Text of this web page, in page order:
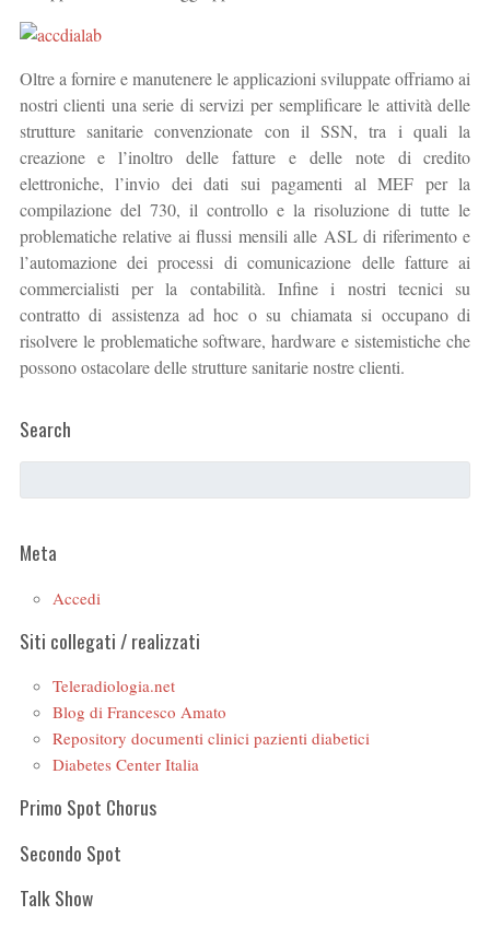
Oltre a fornire e manutenere le applicazioni sviluppate offriamo ai
nostri clienti una serie di servizi per semplificare le attività delle
strutture sanitarie convenzionate con il SSN, tra i quali la
creazione e l’inoltro delle fatture e delle note di credito
elettroniche, l’invio dei dati sui pagamenti al MEF per la
compilazione del 730, il controllo e la risoluzione di tutte le
problematiche relative ai flussi mensili alle ASL di riferimento e
l’automazione dei processi di comunicazione delle fatture ai
commercialisti per la contabilità. Infine i nostri tecnici su
contratto di assistenza ad hoc o su chiamata si occupano di
risolvere le problematiche software, hardware e sistemistiche che
possono ostacolare delle strutture sanitarie nostre clienti.
Search
Meta
Accedi
Siti collegati / realizzati
Teleradiologia.net
Blog di Francesco Amato
Repository documenti clinici pazienti diabetici
Diabetes Center Italia
Primo Spot Chorus
Secondo Spot
Talk Show